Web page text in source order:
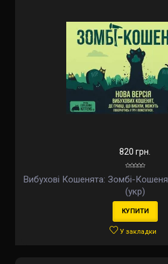
820 грн.
Вибухові Кошенята: Зомбі-
(укр)
КУПИТИ
У закладки